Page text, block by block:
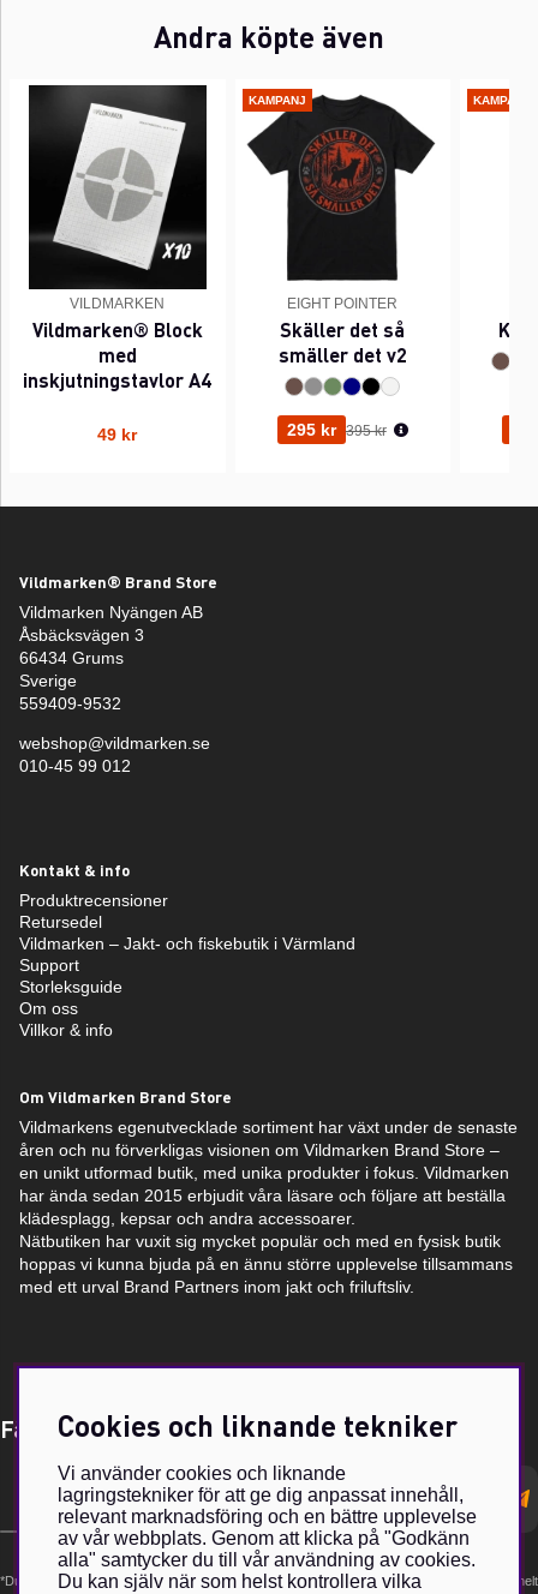
Andra köpte även
VILDMARKEN
Vildmarken® Block
med
inskjutningstavlor A4
49 kr
KAMPANJ
EIGHT POINTER
Skäller det så
smäller det v2
295 kr Ordinarie pris:
395 kr
KAMPANJ
Vildmarken® Brand Store
Vildmarken Nyängen AB
Åsbäcksvägen 3
66434 Grums
Sverige
559409-9532
webshop@vildmarken.se
010-45 99 012
Kontakt & info
Produktrecensioner
Retursedel
Vildmarken – Jakt- och fiskebutik i Värmland
Support
Storleksguide
Om oss
Villkor & info
Om Vildmarken Brand Store
Vildmarkens egenutvecklade sortiment har växt under de senaste
åren och nu förverkligas visionen om Vildmarken Brand Store –
en unikt utformad butik, med unika produkter i fokus. Vildmarken
har ända sedan 2015 erbjudit våra läsare och följare att beställa
klädesplagg, kepsar och andra accessoarer.
Nätbutiken har vuxit sig mycket populär och med en fysisk butik
hoppas vi kunna bjuda på en ännu större upplevelse tillsammans
med ett urval Brand Partners inom jakt och friluftsliv.
Få Magasin Vildmarken direkt till din e-post!*
postadress
*Du kan även få erbjudanden och nyheter från samarbetspartners. Din prenumeration är helt
Cookies och liknande tekniker
Vi använder cookies och liknande
lagringstekniker för att ge dig anpassat innehåll,
relevant marknadsföring och en bättre upplevelse
av vår webbplats. Genom att klicka på "Godkänn
alla" samtycker du till vår användning av cookies.
Du kan själv när som helst kontrollera vilka